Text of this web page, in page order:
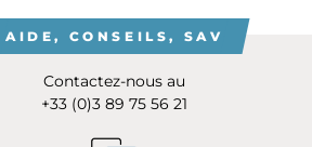
AIDE, CONSEILS, SAV
Contactez-nous au
+33 (0)3 89 75 56 21